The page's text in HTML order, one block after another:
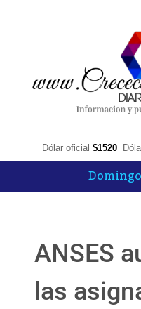
Dólar oficial $1520
ANSES
las